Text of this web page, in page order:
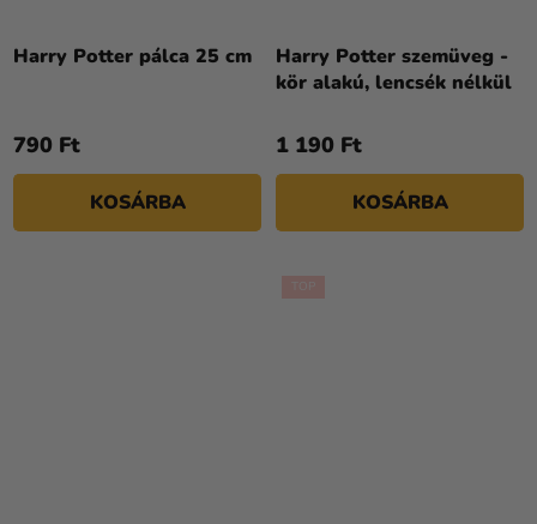
Harry Potter pálca 25 cm
790 Ft
KOSÁRBA
Harry Potter szemüveg -
kör alakú, lencsék nélkül
1 190 Ft
KOSÁRBA